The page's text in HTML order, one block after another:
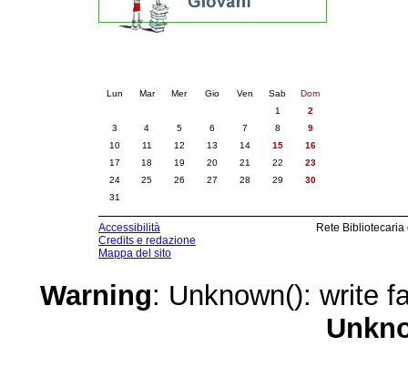
Lun Mar Mer Gio Ven Sab
Dom
1
2
3
4 5 6 7 8
9
10
11 12 13 14 15
16
17
18 19 20 21 22
23
24
25 26 27 28 29
30
31
Accessibilità
Credits e redazione
Mappa del sito
Rete
Warning: Unknown(): write